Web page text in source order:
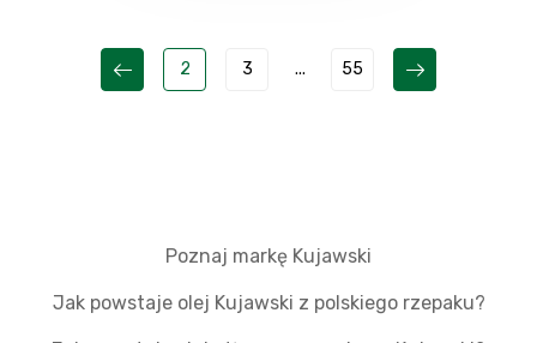
2 3 ... 55
Poznaj markę Kujawski
Jak powstaje olej Kujawski z polskiego rzepaku?